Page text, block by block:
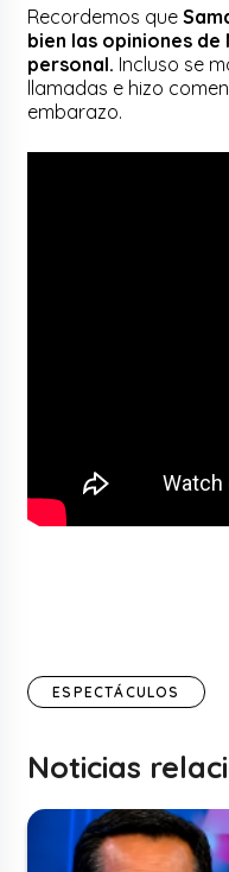
Recordemos que
bien las opiniones de
personal. Incluso se
llamadas e hizo
embarazo.
ESPECTÁCULOS
Noticias